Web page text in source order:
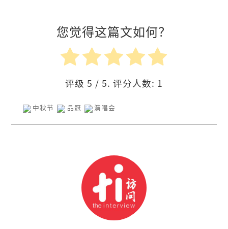
您觉得这篇文如何？
评级 5 / 5. 评分人数: 1
中秋节 品冠 演唱会